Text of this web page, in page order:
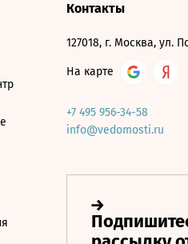
Контакты
127018, г. Москва, ул.
На карте
+7 495 956-34-58
info@vedomosti.ru